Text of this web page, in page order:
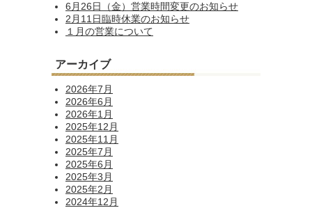
6月26日（金）営業時間変更のお知らせ
2月11日臨時休業のお知らせ
１月の営業について
アーカイブ
2026年7月
2026年6月
2026年1月
2025年12月
2025年11月
2025年7月
2025年6月
2025年3月
2025年2月
2024年12月